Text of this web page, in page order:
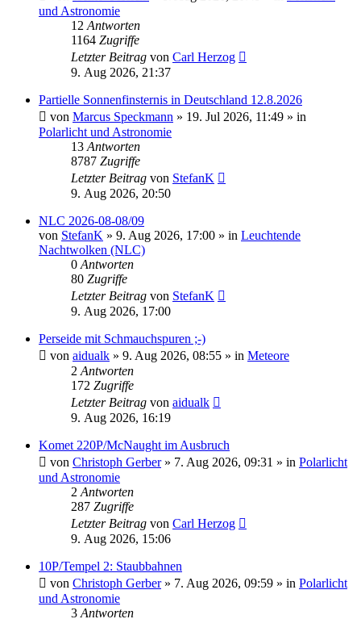
und Astronomie
12 Antworten
1164 Zugriffe
Letzter Beitrag von Carl Herzog
9. Aug 2026, 21:37
Partielle Sonnenfinsternis in Deutschland 12.8.2026
von Marcus Speckmann » 19. Jul 2026, 11:49 » in
Polarlicht und Astronomie
13 Antworten
8787 Zugriffe
Letzter Beitrag von StefanK
9. Aug 2026, 20:50
NLC 2026-08-08/09
von StefanK » 9. Aug 2026, 17:00 » in Leuchtende
Nachtwolken (NLC)
0 Antworten
80 Zugriffe
Letzter Beitrag von StefanK
9. Aug 2026, 17:00
Perseide mit Schmauchspuren ;-)
von aidualk » 9. Aug 2026, 08:55 » in Meteore
2 Antworten
172 Zugriffe
Letzter Beitrag von aidualk
9. Aug 2026, 16:19
Komet 220P/McNaught im Ausbruch
von Christoph Gerber» 7. Aug 2026, 09:31 » in Polarlicht
und Astronomie
2 Antworten
287 Zugriffe
Letzter Beitrag von Carl Herzog
9. Aug 2026, 15:06
10P/Tempel 2: Staubbahnen
von Christoph Gerber» 7. Aug 2026, 09:59 » in Polarlicht
und Astronomie
3 Antworten